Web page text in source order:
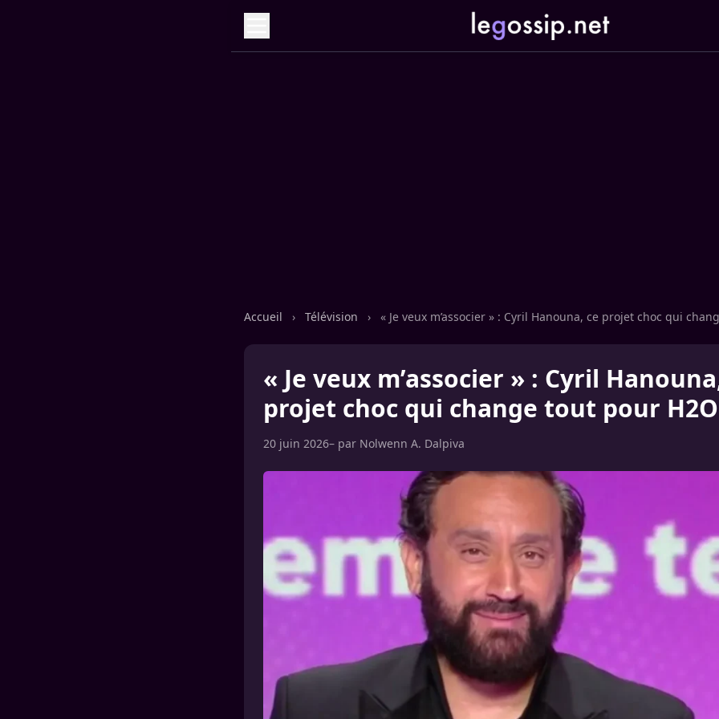
Accueil › Télévision › « Je veux m’associer » : Cyril Hanouna, ce projet choc qui
« Je veux m’associer » : Cyril
projet choc qui change tout pour H2O
20 juin 2026– par Nolwenn A. Dalpiva